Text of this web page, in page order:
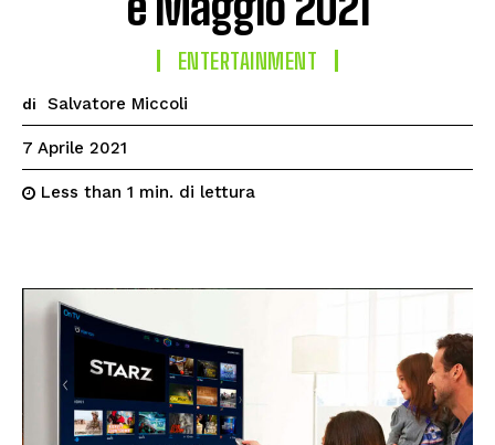
ENTERTAINMENT
di Salvatore Miccoli
7 Aprile 2021
Less than 1 min. di lettura